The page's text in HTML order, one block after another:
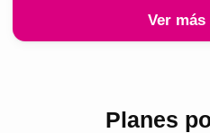
Ver más
Planes